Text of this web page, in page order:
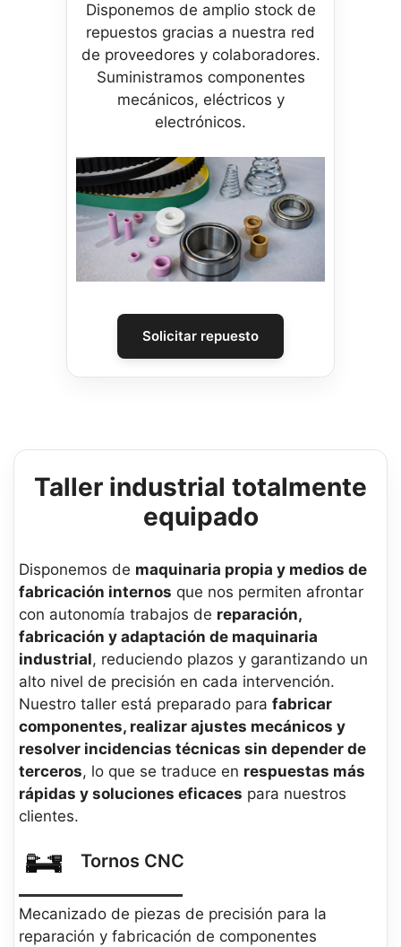
Disponemos de amplio stock de
repuestos gracias a nuestra red
de proveedores y colaboradores.
Suministramos componentes
mecánicos, eléctricos y
electrónicos.
Solicitar repuesto
Taller industrial totalmente
equipado
Disponemos de maquinaria propia y medios de
fabricación internos que nos permiten afrontar
con autonomía trabajos de reparación,
fabricación y adaptación de maquinaria
industrial, reduciendo plazos y garantizando un
alto nivel de precisión en cada intervención.
Nuestro taller está preparado para fabricar
componentes, realizar ajustes mecánicos y
resolver incidencias técnicas sin depender de
terceros, lo que se traduce en respuestas más
rápidas y soluciones eficaces para nuestros
clientes.
Tornos CNC
Mecanizado de piezas de precisión para la
reparación y fabricación de componentes